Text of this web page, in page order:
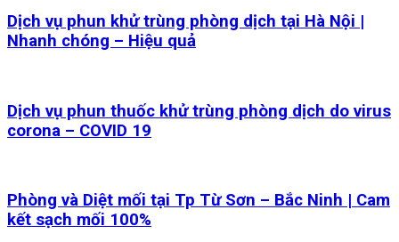
Dịch vụ phun khử trùng phòng dịch tại Hà Nội |
Nhanh chóng – Hiệu quả
Dịch vụ phun thuốc khử trùng phòng dịch do virus
corona – COVID 19
Phòng và Diệt mối tại Tp Từ Sơn – Bắc Ninh | Cam
kết sạch mối 100%